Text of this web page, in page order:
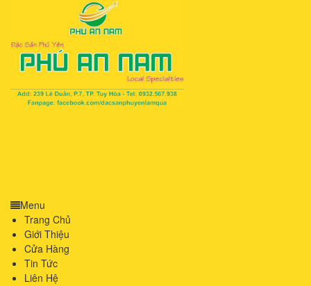
Menu
Trang Chủ
Giới Thiệu
Cửa Hàng
Tin Tức
Liên Hệ